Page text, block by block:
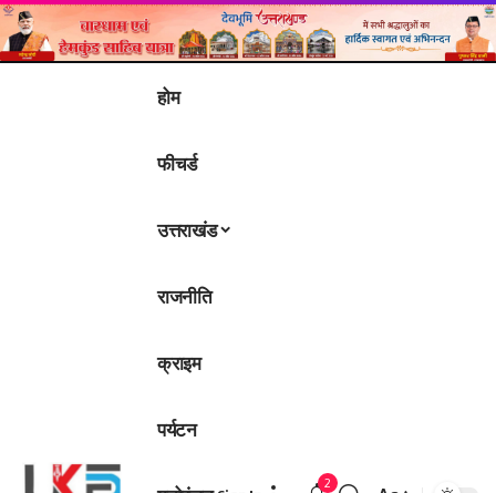
होम
फीचर्ड
उत्तराखंड
राजनीति
क्राइम
पर्यटन
2